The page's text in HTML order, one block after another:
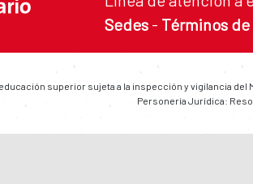
Sedes - Términos de
superior sujeta a la inspección y vigilancia del
Personería Jurídica: